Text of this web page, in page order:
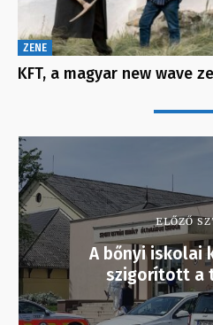
ZENE
KFT, a magyar new wave
ELŐZŐ
A bőnyi iskolai
szigorított a